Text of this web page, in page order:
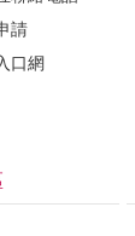
請
口網